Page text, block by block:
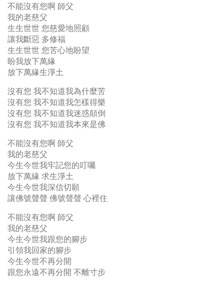
不能沒有您啊 師父
我的老慈父
生生世世 您慈愛地照顧
讓我斷惡 多修福
生生世世 您苦心地盼望
盼我放下萬緣
放下萬緣生淨土
沒有您 我不知道我為什麼苦
沒有您 我不知道我怎樣得樂
沒有您 我不知道我迷惑顛倒
沒有您 我不知道我本來是佛
不能沒有您啊 師父
我的老慈父
今生今世我牢記您的叮囑
放下萬緣 求生淨土
今生今世我深信切願
讓佛號聲聲 佛號聲聲 心裡住
不能沒有您啊 師父
我的老慈父
今生今世我跟您的腳步
引領我回家的腳步
今生今世不再分開
跟您永遠不再分開 不離寸步